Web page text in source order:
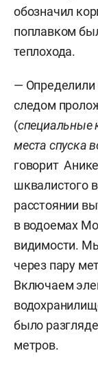
обозначил
поплавком
теплохода.
— Определили
следом
(специальные
места спуска
говорит
шквалистого
расстоянии
в водоемах
видимости.
через пару
Включаем
было
метров.